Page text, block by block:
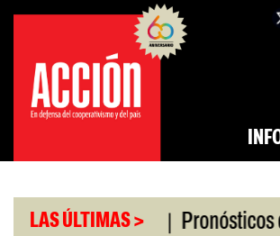
Saltar
contenido
LAS ÚLTIMAS >
universitario | Pronósticos de